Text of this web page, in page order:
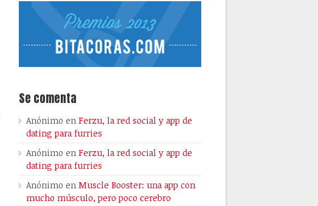
Se comenta
Anónimo en Ferzu, la red social y app de
dating para furries
Anónimo en Ferzu, la red social y app de
dating para furries
Anónimo en Muscle Booster: una app con
mucho músculo, pero poco cerebro